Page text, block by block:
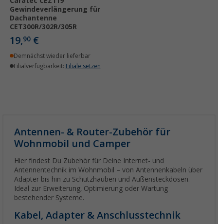
Gewindeverlängerung für
Dachantenne
CET300R/302R/305R
19,90 €
Demnächst wieder lieferbar
Filialverfügbarkeit: Filiale setzen
Antennen- & Router-Zubehör für
Wohnmobil und Camper
Hier findest Du Zubehör für Deine Internet- und
Antennentechnik im Wohnmobil – von Antennenkabeln über
Adapter bis hin zu Schutzhauben und Außensteckdosen.
Ideal zur Erweiterung, Optimierung oder Wartung
bestehender Systeme.
Kabel, Adapter & Anschlusstechnik